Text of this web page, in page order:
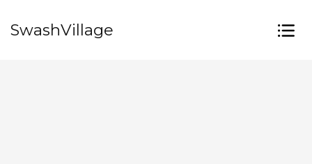
SwashVillage